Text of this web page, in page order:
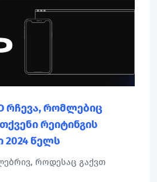
რჩევა, რომლებიც
რეიტინგის
2024 წელს
როდესაც გაქვთ